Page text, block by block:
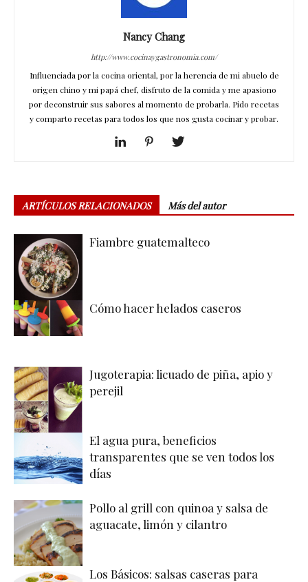
Nancy Chang
http://www.cocinaygastronomia.com/
Influenciada por la cocina oriental, por la herencia de mi abuelo de
origen chino y mi papá chef, disfruto de la comida y me apasiono
por deconstruir sus sabores al momento de probarla. Pido recetas
y comparto recetas para todos los que nos gusta cocinar y probar.
ARTÍCULOS RELACIONADOS Más del autor
Fiambre guatemalteco
Cómo hacer helados caseros
Jugoterapia: licuado de piña, apio y
perejil
El agua pura, beneficios
transparentes que se ven todos los
días
Pollo al grill con quinoa y salsa de
aguacate, limón y cilantro
Los Básicos: salsas caseras para